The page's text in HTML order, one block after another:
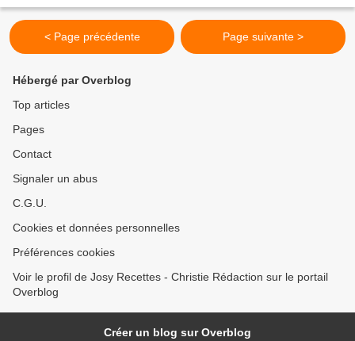
< Page précédente Page suivante >
Hébergé par Overblog
Top articles
Pages
Contact
Signaler un abus
C.G.U.
Cookies et données personnelles
Préférences cookies
Voir le profil de Josy Recettes - Christie Rédaction sur le portail
Overblog
Créer un blog sur Overblog